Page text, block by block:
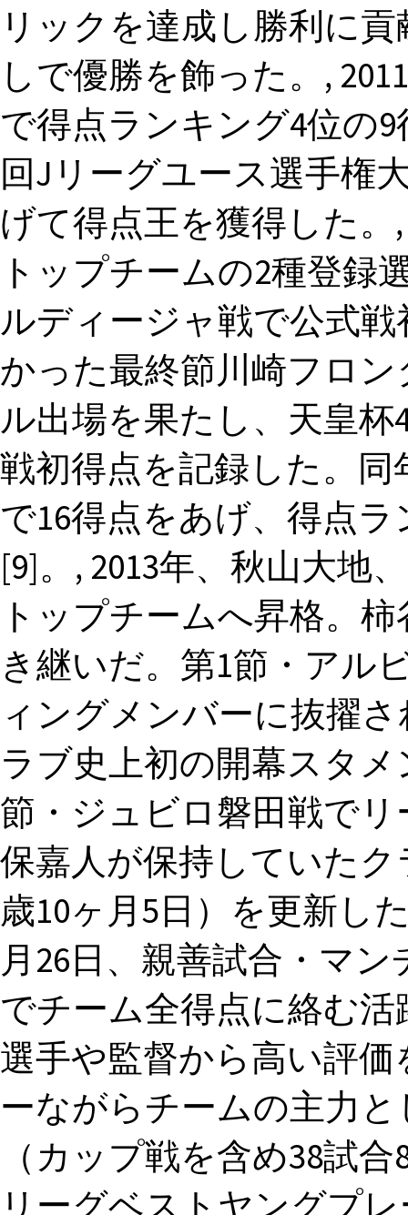
リックを達成し勝利に
しで優勝を飾った。,
で得点ランキング4位の
回Jリーグユース選手権
げて得点王を獲得した。
トップチームの2種登録
ルディージャ戦で公式
かった最終節川崎フロ
ル出場を果たし、天皇
戦初得点を記録した。
で16得点をあげ、得点
[9]。, 2013年、秋山大地
トップチームへ昇格。
き継いだ。第1節・アル
ィングメンバーに抜擢
ラブ史上初の開幕スタ
節・ジュビロ磐田戦で
保嘉人が保持していた
歳10ヶ月5日）を更新し
月26日、親善試合・マ
でチーム全得点に絡む
選手や監督から高い評
ーながらチームの主力
（カップ戦を含め38試
リーグベストヤングプ